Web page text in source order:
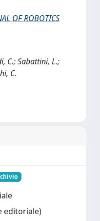
OF ROBOTICS
C.; Sabattini, L.;
C.
editoriale)